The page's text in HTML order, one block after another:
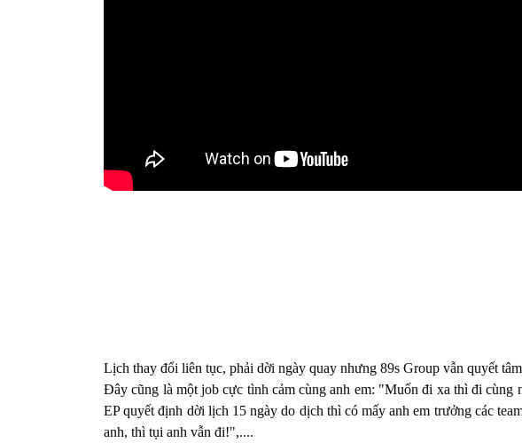
Lịch thay đổi liên tục, phải dời ngày quay nhưng 89s Group vẫn quyết
Đây cũng là một job cực tình cảm cùng anh em: "Muốn đi xa thì đi
EP quyết định dời lịch 15 ngày do dịch thì có mấy anh em trưởng các
anh, thì tụi anh vẫn đi!",....